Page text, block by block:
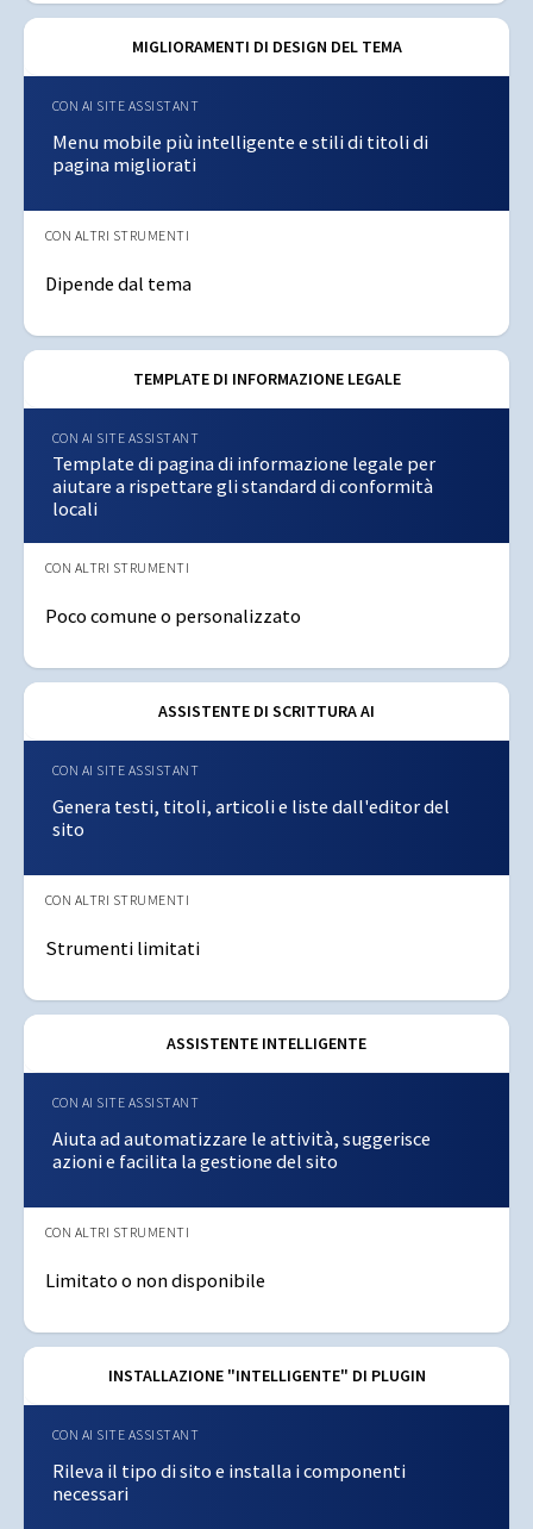
MIGLIORAMENTI DI DESIGN DEL TEMA
Menu mobile più intelligente e stili di titoli di
pagina migliorati
Dipende dal tema
TEMPLATE DI INFORMAZIONE LEGALE
Template di pagina di informazione legale per
aiutare a rispettare gli standard di conformità
locali
Poco comune o personalizzato
ASSISTENTE DI SCRITTURA AI
Genera testi, titoli, articoli e liste dall'editor del
sito
Strumenti limitati
ASSISTENTE INTELLIGENTE
Aiuta ad automatizzare le attività, suggerisce
azioni e facilita la gestione del sito
Limitato o non disponibile
INSTALLAZIONE "INTELLIGENTE" DI PLUGIN
Rileva il tipo di sito e installa i componenti
necessari